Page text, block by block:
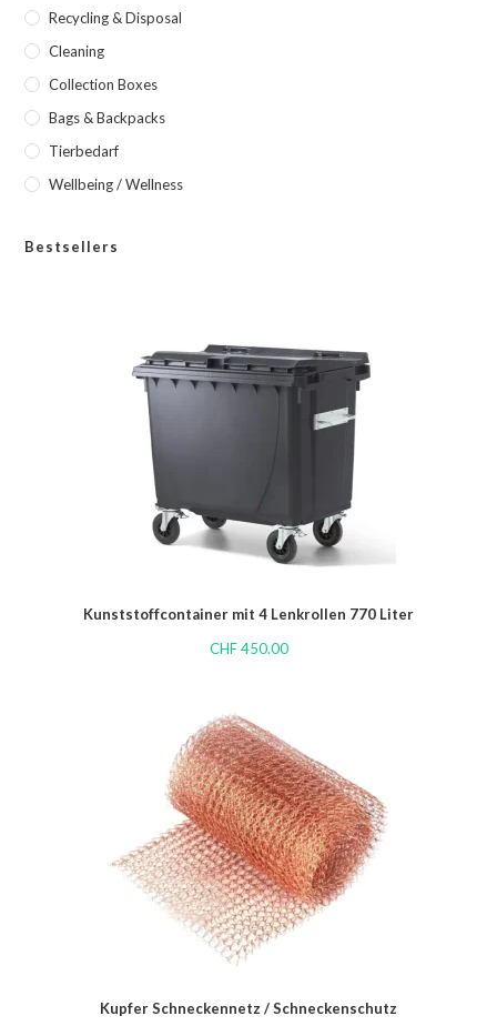
Recycling & Disposal
Cleaning
Collection Boxes
Bags & Backpacks
Tierbedarf
Wellbeing / Wellness
Bestsellers
Kunststoffcontainer mit 4 Lenkrollen 770 Liter
CHF450.00
Kupfer Schneckennetz / Schneckenschutz